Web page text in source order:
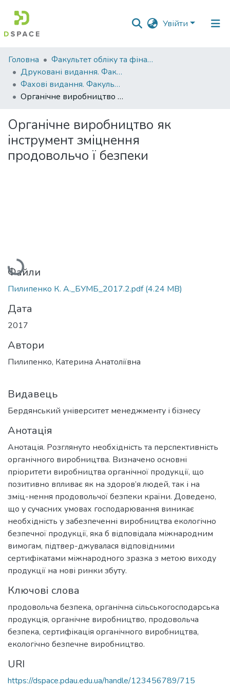
Увійти
Фонди
та
зібрання
Пошук за критеріями
Статистика
Головна
Факультет обліку та фінансів
Друковані видання. Факультет обліку та фінансів
Фахові видання. Факультет обліку та фінансів
Органічне виробництво як інструмент зміцнення продовольчо ї безпеки
Органічне виробництво як
інструмент зміцнення
продовольчо ї безпеки
Вантажиться...
Файли
Пилипенко К. А._БУМБ_2017.2.pdf(4.24 MB)
Дата
2017
Автори
Пилипенко, Катерина Анатоліївна
Видавець
Бердянський університет менеджменту і бізнесу
Анотація
Анотація. Розглянуто необхідність та перспективність
органічного виробництва. Визначено основні
пріоритети виробництва органічної продукції, що
позитивно впливає як на здоров’я людей, так і на
зміц-нення продовольчої безпеки країни. Доведено,
що у сучасних умовах господарювання виникає
необхідність у забезпеченні виробництва екологічно
безпечної продукції, яка б відповідала міжнародним
вимогам, підтвер-джувалася відповідними
сертифікатами міжнародного зразка з метою виходу
продукції на нові ринки збуту.
Ключові слова
продовольча безпека, органічна сільськогосподарська
продукція, органічне виробництво, продовольча
безпека, сертифікація органічного виробництва,
екологічно безпечне виробництво.
URI
https://dspace.pdau.edu.ua/handle/123456789/715